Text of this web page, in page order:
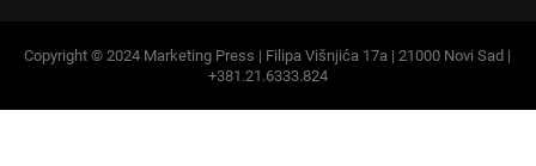
Copyright © 2024 Marketing Press | Filipa Višnjića 17a | 21000 Novi Sad |
+381.21.6333.824